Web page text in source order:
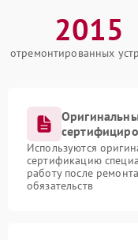
2015
отремонтированных
Используются
сертификацию
работу после
обязательств